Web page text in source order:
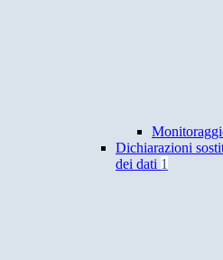
Dichiarazioni
dei dati 1